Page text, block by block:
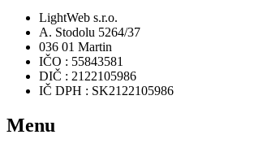
LightWeb s.r.o.
A. Stodolu 5264/37
036 01 Martin
IČO : 55843581
DIČ : 2122105986
IČ DPH : SK2122105986
Menu